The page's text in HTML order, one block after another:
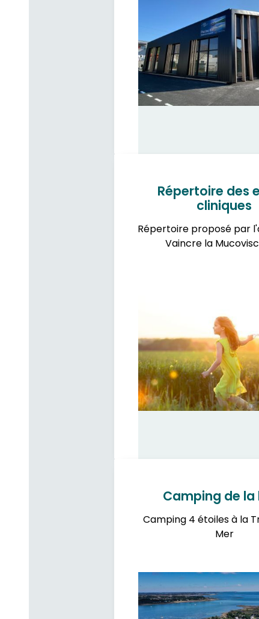
Répertoire des
cliniques
Répertoire proposé par
Vaincre la
Camping de la
Camping 4 étoiles à la
Mer